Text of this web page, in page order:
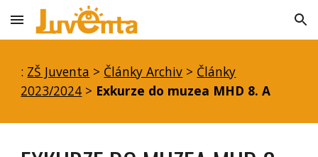
Skip to main content Skip to navigation
: ZŠ Juventa > Články Archiv > Články
2023/2024 > Exkurze do muzea MHD 8. A